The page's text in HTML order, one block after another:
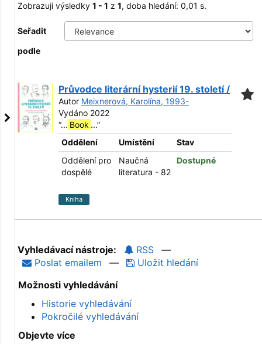
Zobrazuji výsledky 1 - 1 z 1, doba hledání: 0,01 s.
Seřadit
podle
Průvodce literární hysterií 19. století /
Autor Meixnerová, Karolína, 1993-
Vydáno 2022
“... Book ...”
Oddělení
Umístění
Stav
Oddělení pro
dospělé
Naučná
literatura - 82
Dostupné
Kniha
Vyhledávací nástroje: RSS
—
Poslat emailem
—
Uložit hledání
Možnosti vyhledávání
Historie vyhledávání
Pokročilé vyhledávání
Objevte více